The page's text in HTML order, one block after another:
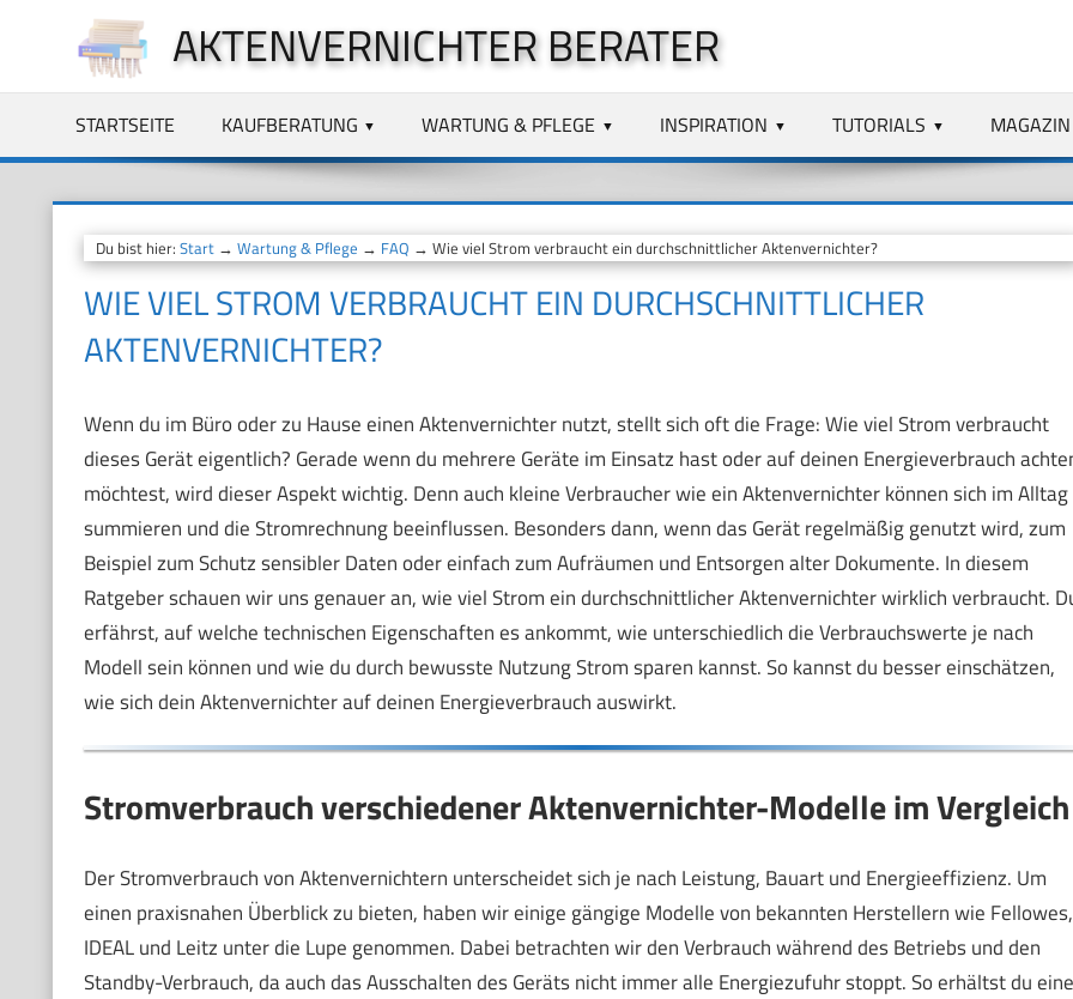
springen
AKTENVERNICHTER BERATER
STARTSEITE KAUFBERATUNG WARTUNG & PFLEGE INSPIRATION TUTORIALS MAGAZIN
Du bist hier: Start→ Wartung & Pflege → FAQ → Wie viel Strom verbraucht ein durchschnittlicher Aktenvernichter?
WIE VIEL STROM VERBRAUCHT EIN DURCHSCHNITTLICHER
AKTENVERNICHTER?
Wenn du im Büro oder zu Hause einen Aktenvernichter nutzt, stellt sich oft die Frage: Wie viel Strom verbraucht
dieses Gerät eigentlich? Gerade wenn du mehrere Geräte im Einsatz hast oder auf deinen Energieverbrauch
möchtest, wird dieser Aspekt wichtig. Denn auch kleine Verbraucher wie ein Aktenvernichter können sich im Alltag
summieren und die Stromrechnung beeinflussen. Besonders dann, wenn das Gerät regelmäßig genutzt wird, zum
Beispiel zum Schutz sensibler Daten oder einfach zum Aufräumen und Entsorgen alter Dokumente. In diesem
Ratgeber schauen wir uns genauer an, wie viel Strom ein durchschnittlicher Aktenvernichter wirklich verbraucht.
erfährst, auf welche technischen Eigenschaften es ankommt, wie unterschiedlich die Verbrauchswerte je nach
Modell sein können und wie du durch bewusste Nutzung Strom sparen kannst. So kannst du besser einschätzen,
wie sich dein Aktenvernichter auf deinen Energieverbrauch auswirkt.
Stromverbrauch verschiedener Aktenvernichter-Modelle im Vergleich
Der Stromverbrauch von Aktenvernichtern unterscheidet sich je nach Leistung, Bauart und Energieeffizienz. Um
einen praxisnahen Überblick zu bieten, haben wir einige gängige Modelle von bekannten Herstellern wie Fellowes,
IDEAL und Leitz unter die Lupe genommen. Dabei betrachten wir den Verbrauch während des Betriebs und den
Standby-Verbrauch, da auch das Ausschalten des Geräts nicht immer alle Energiezufuhr stoppt. So erhältst du eine